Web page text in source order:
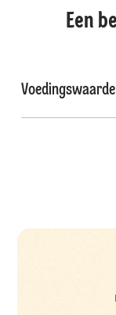
Een
Voedingswaarde